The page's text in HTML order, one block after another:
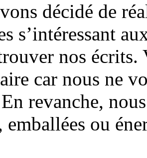
décidé de
s’intéressant
nos écrits.
car nous ne
revanche,
emballées ou